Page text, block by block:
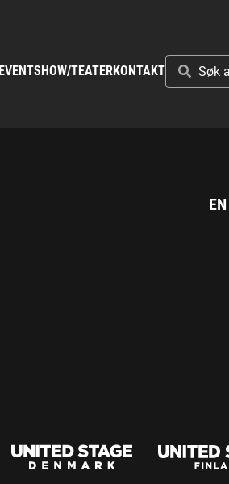
EVENTSHOW/TEATERKONTAKTSØK
ARTISTER